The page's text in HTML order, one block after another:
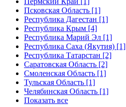
Псковская Область [1]
Республика Дагестан [1]
Республика Крым [4]
Республика Марий Эл [1]
Республика Саха (Якутия) [1]
Республика Татарстан [2]
Саратовская Область [2]
Смоленская Область [1]
Тульская Область [1]
Челябинская Область [1]
Показать все